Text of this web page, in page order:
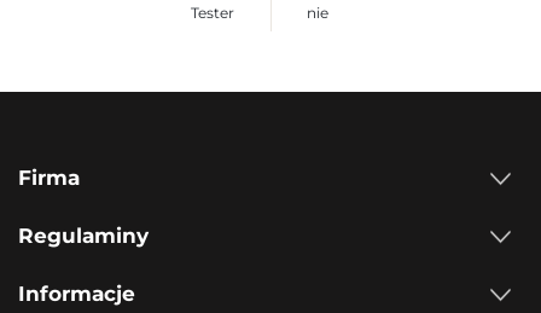
Tester nie
Firma
Regulaminy
Informacje